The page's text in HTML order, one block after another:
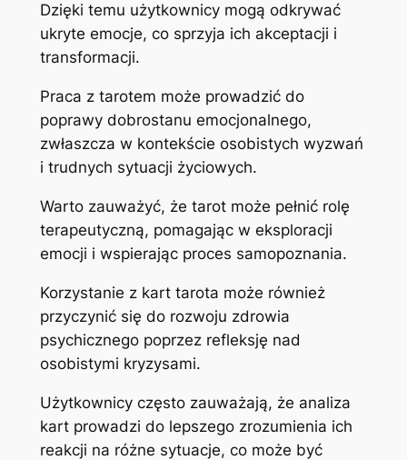
Dzięki temu użytkownicy mogą odkrywać
ukryte emocje, co sprzyja ich akceptacji i
transformacji.
Praca z tarotem może prowadzić do
poprawy dobrostanu emocjonalnego,
zwłaszcza w kontekście osobistych wyzwań
i trudnych sytuacji życiowych.
Warto zauważyć, że tarot może pełnić rolę
terapeutyczną, pomagając w eksploracji
emocji i wspierając proces samopoznania.
Korzystanie z kart tarota może również
przyczynić się do rozwoju zdrowia
psychicznego poprzez refleksję nad
osobistymi kryzysami.
Użytkownicy często zauważają, że analiza
kart prowadzi do lepszego zrozumienia ich
reakcji na różne sytuacje, co może być